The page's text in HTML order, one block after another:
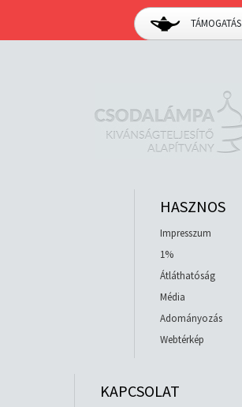
TÁMOGATÁS
HASZNOS
Impresszum
1%
Átláthatóság
Média
Adományozás
Webtérkép
KAPCSOLAT